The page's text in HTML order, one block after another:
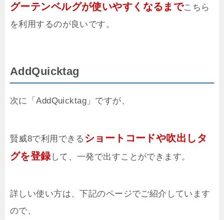
グーテンベルグが使いやすくなるまでこちら
を利用するのが良いです。
AddQuicktag
次に「AddQuicktag」ですが、
賢威8で利用できる ショートコードや吹出しタ
グを登録して、一発で出すことができます。
詳しい使い方は、下記のページでご紹介しています
ので、